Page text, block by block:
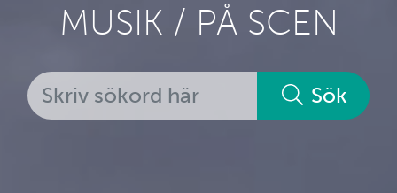
MUSIK / PÅ SCEN
Sök